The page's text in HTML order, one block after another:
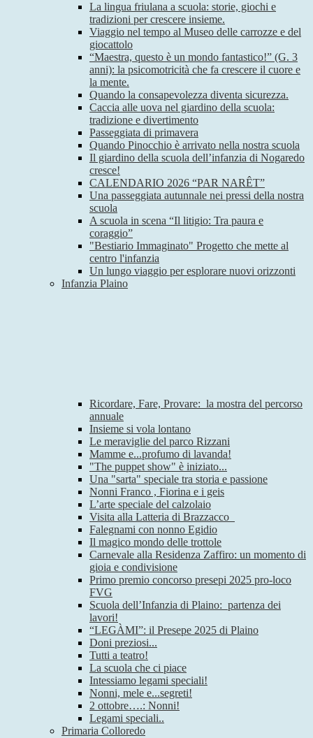
La lingua friulana a scuola: storie, giochi e
tradizioni per crescere insieme.
Viaggio nel tempo al Museo delle carrozze e del
giocattolo
“Maestra, questo è un mondo fantastico!” (G. 3
anni): la psicomotricità che fa crescere il cuore e
la mente.
Quando la consapevolezza diventa sicurezza.
Caccia alle uova nel giardino della scuola:
tradizione e divertimento
Passeggiata di primavera
Quando Pinocchio è arrivato nella nostra scuola
Il giardino della scuola dell’infanzia di Nogaredo
cresce!
CALENDARIO 2026 “PAR NARÊT”
Una passeggiata autunnale nei pressi della nostra
scuola
A scuola in scena “Il litigio: Tra paura e
coraggio”
"Bestiario Immaginato" Progetto che mette al
centro l'infanzia
Un lungo viaggio per esplorare nuovi orizzonti
Infanzia Plaino
Ricordare, Fare, Provare: la mostra del percorso
annuale
Insieme si vola lontano
Le meraviglie del parco Rizzani
Mamme e...profumo di lavanda!
"The puppet show" è iniziato...
Una "sarta" speciale tra storia e passione
Nonni Franco , Fiorina e i geis
L’arte speciale del calzolaio
Visita alla Latteria di Brazzacco
Falegnami con nonno Egidio
Il magico mondo delle trottole
Carnevale alla Residenza Zaffiro: un momento di
gioia e condivisione
Primo premio concorso presepi 2025 pro-loco
FVG
Scuola dell’Infanzia di Plaino: partenza dei
lavori!
“LEGÀMI”: il Presepe 2025 di Plaino
Doni preziosi...
Tutti a teatro!
La scuola che ci piace
Intessiamo legami speciali!
Nonni, mele e...segreti!
2 ottobre….: Nonni!
Legami speciali..
Primaria Colloredo